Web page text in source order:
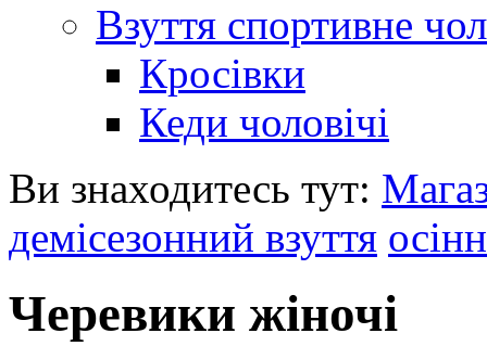
Взуття спортивне
Кросівки
Кеди чоловічі
Ви знаходитесь тут:
демісезонний взуття
Черевики жіночі